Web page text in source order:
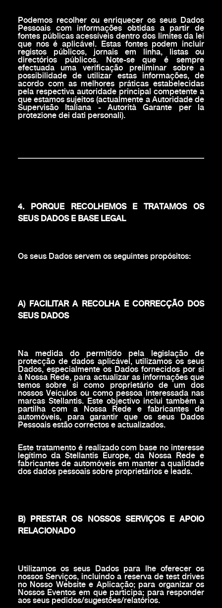
Podemos recolher ou enriquecer os seus Dados
Pessoais com informações obtidas a partir de
fontes públicas acessíveis dentro dos limites da lei
que nos é aplicável. Estas fontes podem incluir
registos públicos, jornais em linha, listas ou
directórios públicos. Note-se que é sempre
efectuada uma verificação preliminar sobre a
possibilidade de utilizar estas informações, de
acordo com as melhores práticas estabelecidas
pela respectiva autoridade principal competente a
que estamos sujeitos (actualmente a Autoridade de
Supervisão Italiana - Autorità Garante per la
protezione dei dati personali).
4. PORQUE RECOLHEMOS E TRATAMOS OS
SEUS DADOS E BASE LEGAL
Os seus Dados servem os seguintes propósitos:
A) FACILITAR A RECOLHA E CORRECÇÃO DOS
SEUS DADOS
Na medida do permitido pela legislação de
protecção de dados aplicável, utilizamos os seus
Dados, especialmente os Dados fornecidos por si
à Nossa Rede, para actualizar as informações que
temos sobre si como proprietário de um dos
nossos Veículos ou como pessoa interessada nas
marcas Stellantis. Este objectivo inclui também a
partilha com a Nossa Rede e fabricantes de
automóveis, para garantir que os seus Dados
Pessoais estão correctos e actualizados.
Este tratamento é realizado com base no interesse
legítimo da Stellantis Europe, da Nossa Rede e
fabricantes de automóveis em manter a qualidade
dos dados pessoais sobre proprietários e leads.
B) PRESTAR OS NOSSOS SERVIÇOS E APOIO
RELACIONADO
Utilizamos os seus Dados para lhe oferecer os
nossos Serviços, incluindo a reserva de test drives
no Nosso Website e Aplicação; para organizar os
Nossos Eventos em que participa; para responder
aos seus pedidos/sugestões/relatórios.